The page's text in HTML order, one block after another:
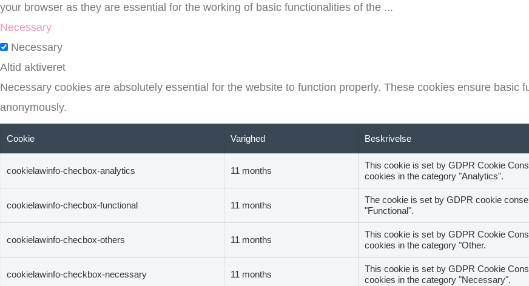
your browser as they are essential for the working of basic functionalities of the ...
Necessary
Necessary
Altid aktiveret
Necessary cookies are absolutely essential for the website to function properly. These cookies ensure basic
anonymously.
Cookie Varighed Beskrivelse
cookielawinfo-checbox-analytics 11 months
This cookie is set by GDPR Cookie
cookies in the category "Analytics".
cookielawinfo-checbox-functional 11 months
The cookie is set by GDPR cookie
"Functional".
cookielawinfo-checbox-others 11 months
This cookie is set by GDPR Cookie
cookies in the category "Other.
cookielawinfo-checkbox-necessary 11 months
This cookie is set by GDPR Cookie
cookies in the category "Necessary".